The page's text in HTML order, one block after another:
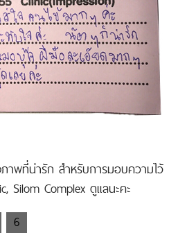
าพที่น่ารัก สำหรับการมอบความไว้
Silom Complex ดูแลนะคะ
6